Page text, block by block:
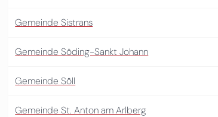
Gemeinde Sistrans
Gemeinde Söding-Sankt Johann
Gemeinde Söll
Gemeinde St. Anton am Arlberg